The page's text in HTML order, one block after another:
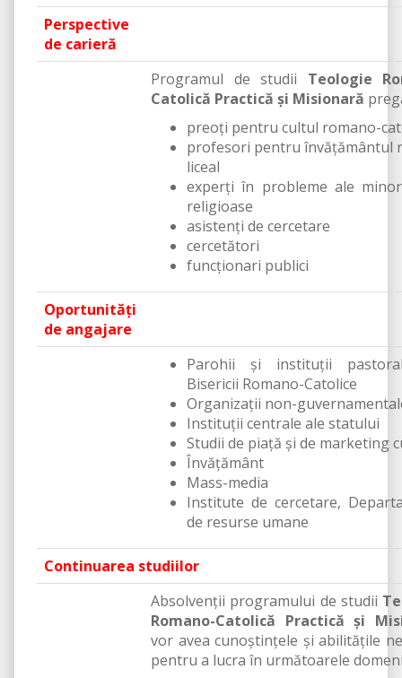
Perspective
de carieră
Programul de studii Teologie
Catolică Practică și Misionară
preoți pentru cultul romano-
profesori pentru învățământul
liceal
experți în probleme ale
religioase
asistenți de cercetare
cercetători
funcționari publici
Oportunităţi
de angajare
Parohii şi instituţii
Bisericii Romano-Catolice
Organizații non-
Instituţii centrale ale statului
Studii de piaţă şi de marketing
Învățământ
Mass-media
Institute de cercetare,
de resurse umane
Continuarea studiilor
Absolvenții programului de studii
Romano-Catolică Practică și
vor avea cunoștințele și abilitățile
pentru a lucra în următoarele